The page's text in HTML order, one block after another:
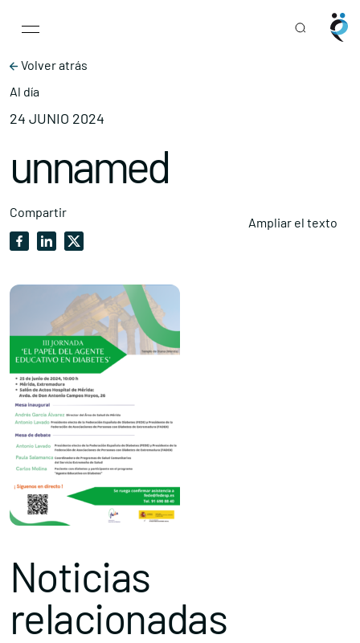
Main Navigation
Volver atrás
Al día
24 JUNIO 2024
unnamed
Compartir
Ampliar el texto
Noticias
relacionadas